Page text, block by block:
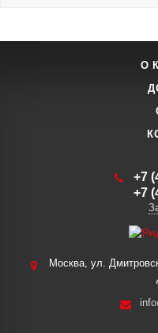
О
+7
+7
Москва, ул.